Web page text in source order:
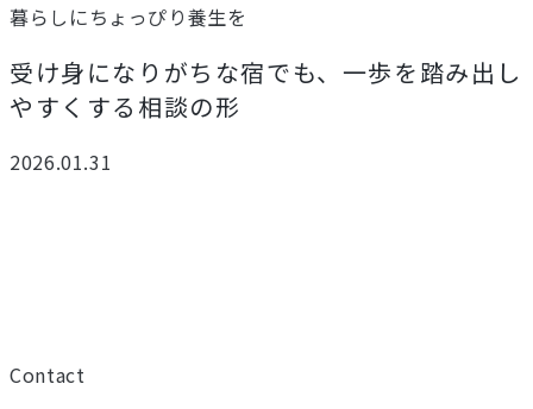
暮らしにちょっぴり養生を
受け身になりがちな宿でも、一歩を踏み出し
やすくする相談の形
2026.01.31
Contact